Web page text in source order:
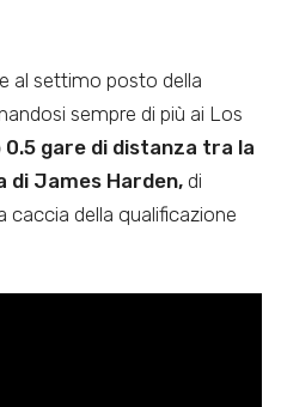
al settimo posto della
sempre di più ai Los
gare di distanza tra la
di James Harden, di
caccia della qualificazione